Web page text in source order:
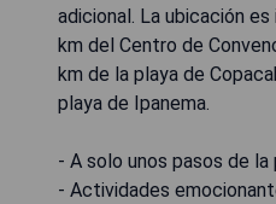
adicional. La ubicación
km del Centro de
km de la playa de
playa de Ipanema.
- A solo unos pasos de la
- Actividades